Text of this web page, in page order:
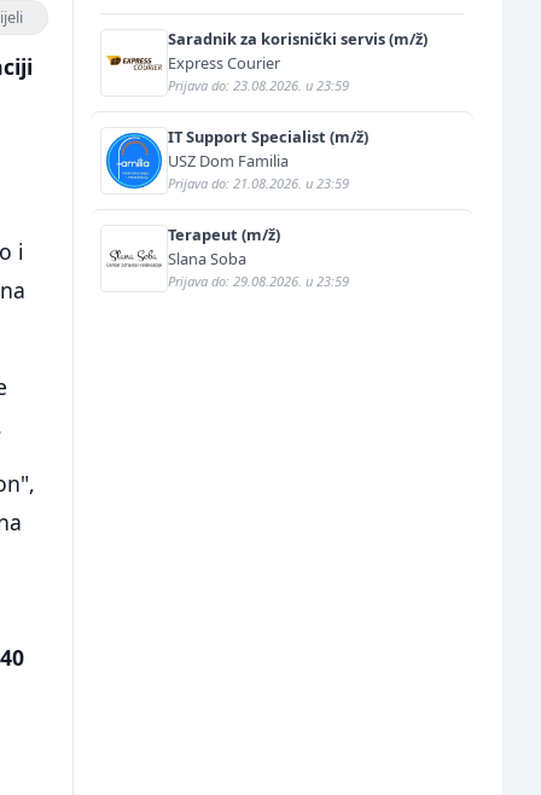
i
Saradnik za korisnički servis (m/ž)
Express Courier
Prijava do: 23.08.2026. u 23:59
IT Support Specialist (m/ž)
USZ Dom Familia
Prijava do: 21.08.2026. u 23:59
Terapeut (m/ž)
Slana Soba
Prijava do: 29.08.2026. u 23:59